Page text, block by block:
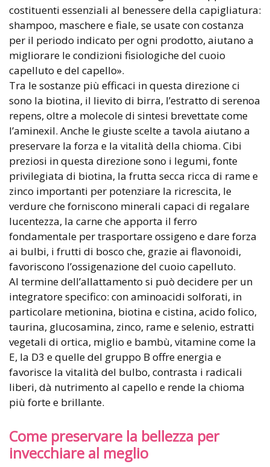
costituenti essenziali al benessere della capigliatura:
shampoo, maschere e fiale, se usate con costanza
per il periodo indicato per ogni prodotto, aiutano a
migliorare le condizioni fisiologiche del cuoio
capelluto e del capello».
Tra le sostanze più efficaci in questa direzione ci
sono la biotina, il lievito di birra, l’estratto di serenoa
repens, oltre a molecole di sintesi brevettate come
l’aminexil. Anche le giuste scelte a tavola aiutano a
preservare la forza e la vitalità della chioma. Cibi
preziosi in questa direzione sono i legumi, fonte
privilegiata di biotina, la frutta secca ricca di rame e
zinco importanti per potenziare la ricrescita, le
verdure che forniscono minerali capaci di regalare
lucentezza, la carne che apporta il ferro
fondamentale per trasportare ossigeno e dare forza
ai bulbi, i frutti di bosco che, grazie ai flavonoidi,
favoriscono l’ossigenazione del cuoio capelluto.
Al termine dell’allattamento si può decidere per un
integratore specifico: con aminoacidi solforati, in
particolare metionina, biotina e cistina, acido folico,
taurina, glucosamina, zinco, rame e selenio, estratti
vegetali di ortica, miglio e bambù, vitamine come la
E, la D3 e quelle del gruppo B offre energia e
favorisce la vitalità del bulbo, contrasta i radicali
liberi, dà nutrimento al capello e rende la chioma
più forte e brillante.
Come preservare la bellezza per
invecchiare al meglio